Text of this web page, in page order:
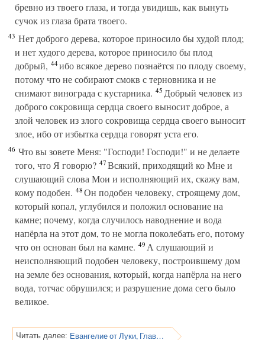
бревно из твоего глаза, и тогда увидишь, как вынуть
сучок из глаза брата твоего.
43 Нет доброго дерева, которое приносило бы худой плод;
и нет худого дерева, которое приносило бы плод
добрый, 44ибо всякое дерево познаётся по плоду своему,
потому что не собирают смокв с терновника и не
снимают винограда с кустарника. 45Добрый человек из
доброго сокровища сердца своего выносит доброе, а
злой человек из злого сокровища сердца своего выносит
злое, ибо от избытка сердца говорят уста его.
46 Что вы зовете Меня: "Господи! Господи!" и не делаете
того, что Я говорю? 47Всякий, приходящий ко Мне и
слушающий слова Мои и исполняющий их, скажу вам,
кому подобен. 48Он подобен человеку, строящему дом,
который копал, углубился и положил основание на
камне; почему, когда случилось наводнение и вода
напёрла на этот дом, то не могла поколебать его, потому
что он основан был на камне. 49А слушающий и
неисполняющий подобен человеку, построившему дом
на земле без основания, который, когда напёрла на него
вода, тотчас обрушился; и разрушение дома сего было
великое.
Читать далее: Евангелие от Луки, Глава 7